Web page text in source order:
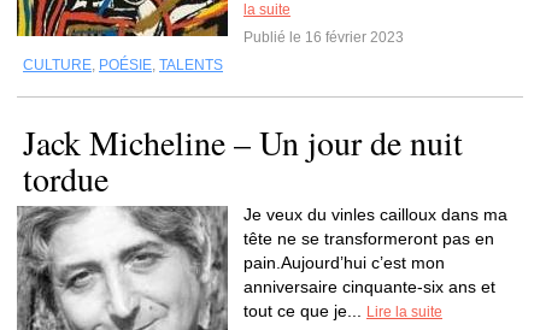
la suite
Publié le 16 février 2023
CULTURE, POÉSIE, TALENTS
Jack Micheline – Un jour de nuit
tordue
Je veux du vinles cailloux dans ma
tête ne se transformeront pas en
pain.Aujourd’hui c’est mon
anniversaire cinquante-six ans et
tout ce que je...
Lire la suite